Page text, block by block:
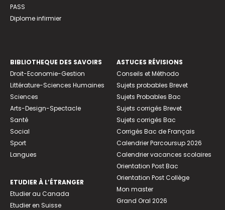
PASS
Diplome infirmier
BIBLIOTHEQUE DES SAVOIRS
Droit-Economie-Gestion
Littérature-Sciences Humaines
Sciences
Arts-Design-Spectacle
Santé
Social
Sport
Langues
ETUDIER À L’ÉTRANGER
Etudier au Canada
Etudier en Suisse
ASTUCES RÉVISIONS
Conseils et Méthodo
Sujets probables Brevet
Sujets Probables Bac
Sujets corrigés Brevet
Sujets corrigés Bac
Corrigés Bac de Français
Calendrier Parcoursup 2026
Calendrier vacances scolaires
Orientation Post Bac
Orientation Post Collège
Mon master
Grand Oral 2026